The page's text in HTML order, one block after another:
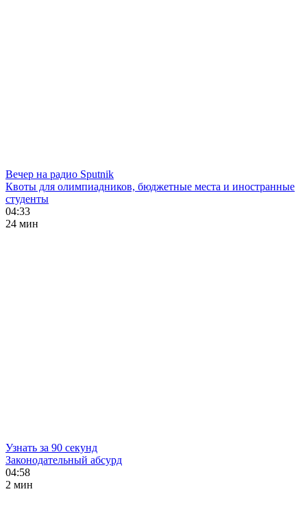
Вечер на радио Sputnik
Квоты для олимпиадников, бюджетные места и иностранные
студенты
04:33
24 мин
Узнать за 90 секунд
Законодательный абсурд
04:58
2 мин